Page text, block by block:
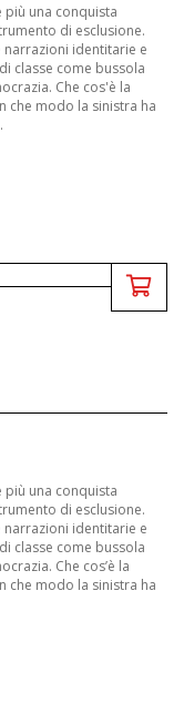
più una conquista
di esclusione.
narrazioni identitarie e
classe come bussola
Che cos'è la
che modo la sinistra ha
più una conquista
di esclusione.
narrazioni identitarie e
classe come bussola
Che cos’è la
che modo la sinistra ha